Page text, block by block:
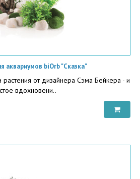
аквариумов biOrb "Сказка"
растения от дизайнера Сэма Бейкера - и
вдохновени..